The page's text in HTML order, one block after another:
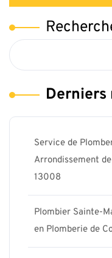
Derniers
Service de
Arrondissement
13008
Plombier Sainte-
en Plomberie de